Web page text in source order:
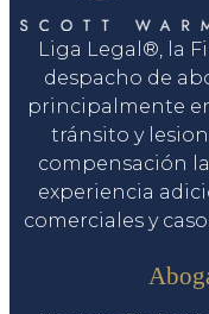
Liga Legal®, la
despacho de
principalmente
tránsito y
compensación
experiencia
comerciales y